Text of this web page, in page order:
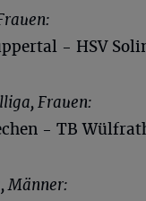
- HSV
Frauen:
- TB
Männer: